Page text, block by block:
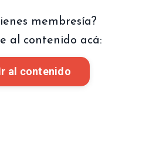
membresía?
al contenido acá:
al contenido